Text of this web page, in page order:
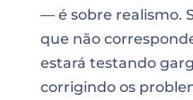
— é sobre realismo.
que não
estará testando
corrigindo os